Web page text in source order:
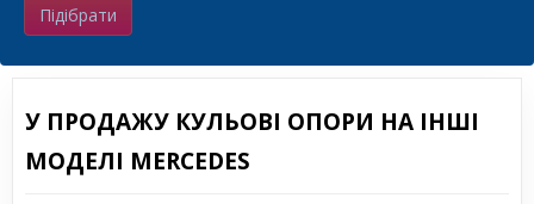
Підібрати
У ПРОДАЖУ КУЛЬОВІ ОПОРИ НА ІНШІ
МОДЕЛІ MERCEDES